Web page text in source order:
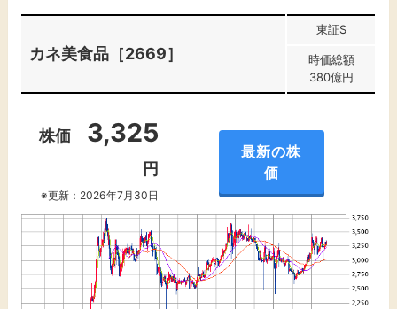
カネ美食品［2669］
東証S
時価総額
380億円
株価 3,325
円
※更新：2026年7月30日
最新の株
価